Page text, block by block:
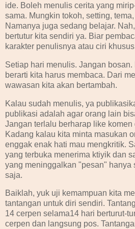
ide. Boleh menulis cerita yang
sama. Mungkin tokoh, setting,
Namanya juga sedang belajar.
bertutur kita sendiri ya. Biar
karakter penulisnya atau ciri
Setiap hari menulis. Jangan
berarti kita harus membaca. Dari
wawasan kita akan bertambah.
Kalau sudah menulis, ya
publikasi adalah agar orang lain
Jangan terlalu berharap like
Kadang kalau kita minta masukan
enggak enak hati mau mengkritik.
yang terbuka menerima ktiyik dan
yang meninggalkan "pesan" hanya
saja.
Baiklah, yuk uji kemampuan kita
tantangan untuk diri sendiri.
14 cerpen selama14 hari berturut-
cerpen dan langsung pos.